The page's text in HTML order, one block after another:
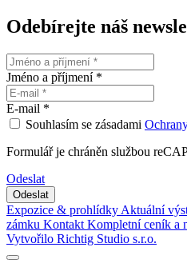
Odebírejte náš
Jméno a příjmení *
E-mail *
Souhlasím se zásadami
Formulář je chráněn službou
Odeslat
Expozice & prohlídky Aktuální
zámku Kontakt Kompletní ceník a
Vytvořilo Richtig Studio s.r.o.